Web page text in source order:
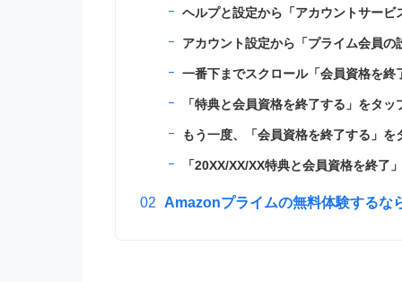
ヘルプと設定から「アカウントサービ
アカウント設定から「プライム会員の
一番下までスクロール「会員資格を
「特典と会員資格を終了する」をタッ
もう一度、「会員資格を終了する」を
「20XX/XX/XX特典と会員資格を終了
Amazonプライムの無料体験するな